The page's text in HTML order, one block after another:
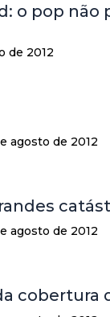
o pop não
de 2012
agosto de 2012
agosto de 2012
cobertura